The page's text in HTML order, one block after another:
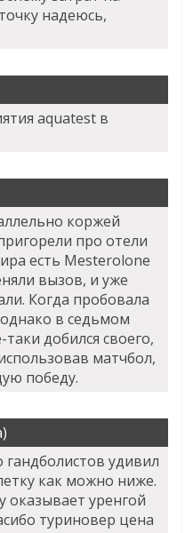
надеюсь,
aquatest в
коржей
про отели
есть Mesterolone
вызов, и уже
Когда пробовала
в седьмом
добился своего,
матчбол,
победу.
гандболистов удивил
как можно ниже.
уренгой
туриновер цена